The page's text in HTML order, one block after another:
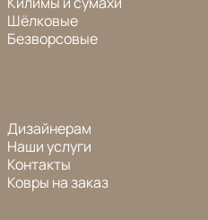
Шёлковые
Безворсовые
Дизайнерам
Наши услуги
Контакты
Ковры на заказ